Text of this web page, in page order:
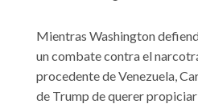
Mientras Washington
un combate contra el
procedente de Venezuela,
de Trump de querer